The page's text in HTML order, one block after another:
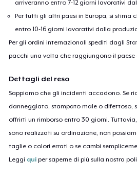
arriveranno entro 7-12 giorni lavorativi
Per tutti gli altri paesi in Europa, si stima
entro 10-16 giorni lavorativi dalla
Per gli ordini internazionali spediti dagli
pacchi una volta che raggiungono il paese
Dettagli del reso
Sappiamo che gli incidenti accadono. Se
danneggiato, stampato male o difettoso,
offrirti un rimborso entro 30 giorni.
sono realizzati su ordinazione, non
taglie o colori errati o se cambi
Leggi qui per saperne di più sulla nostra